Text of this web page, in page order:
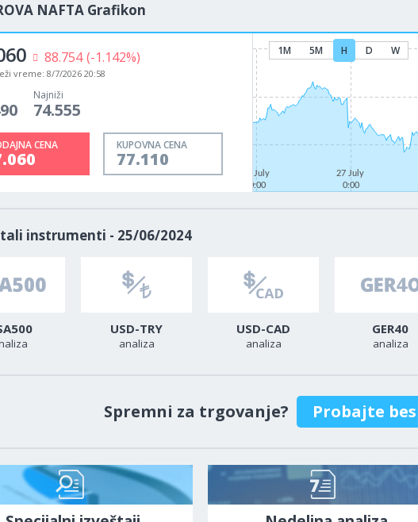
NAFTA Grafikon
88.754 (-1.142%)
vreme: 8/7/2026 20:58
Najniži
74.555
CENA KUPOVNA CENA
77.110
1M 5M H D W
22 July
0:00
27 July
0:00
instrumenti - 25/06/2024
USD-TRY
analiza
USD-CAD
analiza
GER40
analiza
Spremni za trgovanje? Probajte